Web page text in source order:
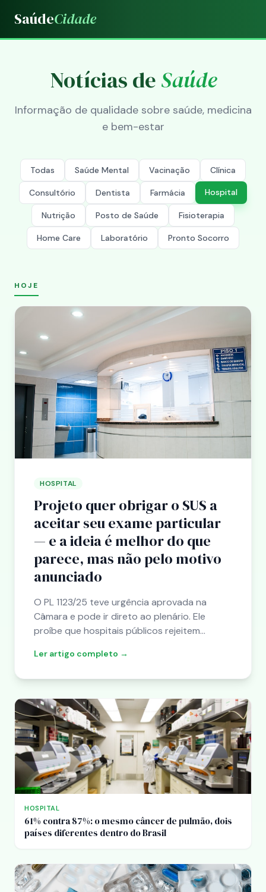
SaúdeCidade
Notícias de Saúde
Informação de qualidade sobre saúde, medicina
e bem-estar
Todas Saúde Mental Vacinação Clínica
Consultório Dentista Farmácia Hospital
Nutrição Posto de Saúde Fisioterapia
Home Care Laboratório Pronto Socorro
HOJE
HOSPITAL
Projeto quer obrigar o SUS a
aceitar seu exame particular
— e a ideia é melhor do que
parece, mas não pelo motivo
anunciado
O PL 1123/25 teve urgência aprovada na
Câmara e pode ir direto ao plenário. Ele
proíbe que hospitais públicos rejeitem
um milhão de brasileiros esperam por cirurgia
Ler artigo completo →
HOSPITAL
61% contra 87%: o mesmo câncer de pulmão, dois
países diferentes dentro do Brasil